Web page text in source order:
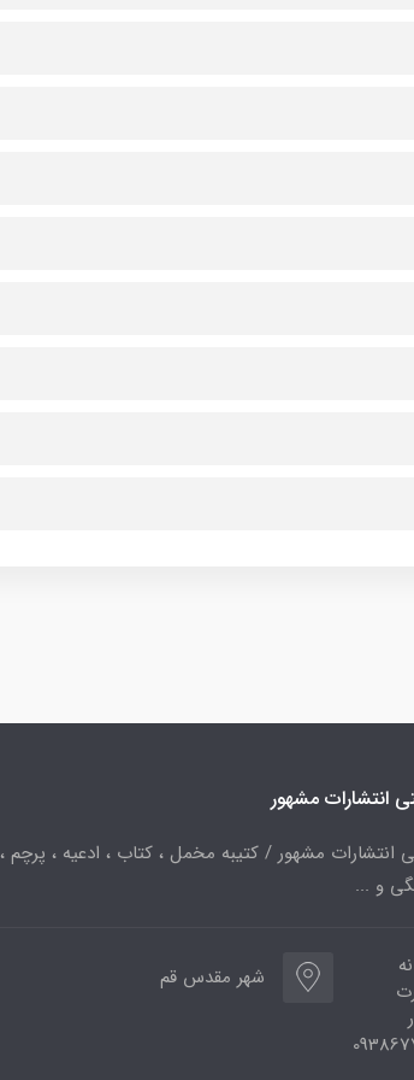
انتشارات مشهور
انتشارات مشهور / کتیبه مخمل ، کتاب ، ادعیه ، پرچم ،
و ...
شهر مقدس قم